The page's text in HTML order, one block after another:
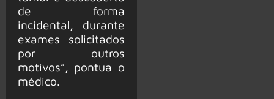
de forma
incidental, durante
exames solicitados
por outros
motivos”, pontua o
médico.